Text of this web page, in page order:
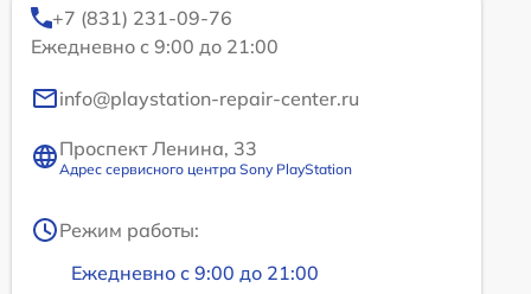
+7 (831) 231-09-76
Ежедневно с 9:00 до 21:00
info@playstation-repair-center.ru
Проспект Ленина, 33
Адрес сервисного центра Sony PlayStation
Режим работы:
Ежедневно с 9:00 до 21:00